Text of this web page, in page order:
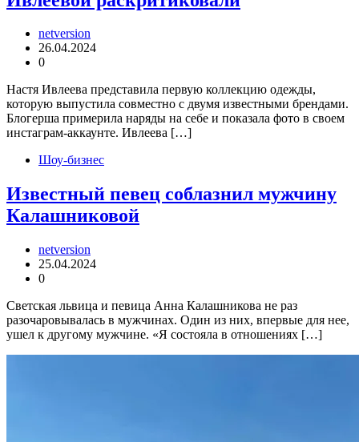
netversion
26.04.2024
0
Настя Ивлеева представила первую коллекцию одежды,
которую выпустила совместно с двумя известными брендами.
Блогерша примерила наряды на себе и показала фото в своем
инстаграм-аккаунте. Ивлеева […]
Шоу-бизнес
Известный певец соблазнил мужчину
Калашниковой
netversion
25.04.2024
0
Светская львица и певица Анна Калашникова не раз
разочаровывалась в мужчинах. Один из них, впервые для нее,
ушел к другому мужчине. «Я состояла в отношениях […]